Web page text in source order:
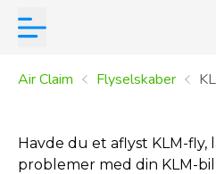
Air Claim Flyselskaber
Havde du et aflyst KLM-fly,
problemer med din KLM-